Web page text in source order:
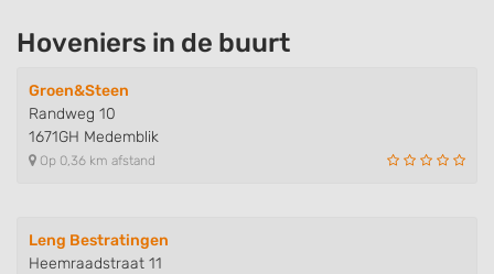
Hoveniers in de buurt
Groen&Steen
Randweg 10
1671GH Medemblik
Op 0,36 km afstand
Leng Bestratingen
Heemraadstraat 11